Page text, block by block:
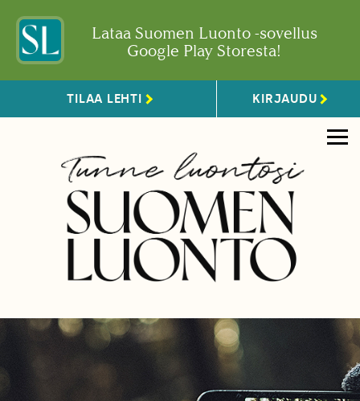
Lataa Suomen Luonto -sovellus
Google Play Storesta!
TILAA LEHTI KIRJAUDU